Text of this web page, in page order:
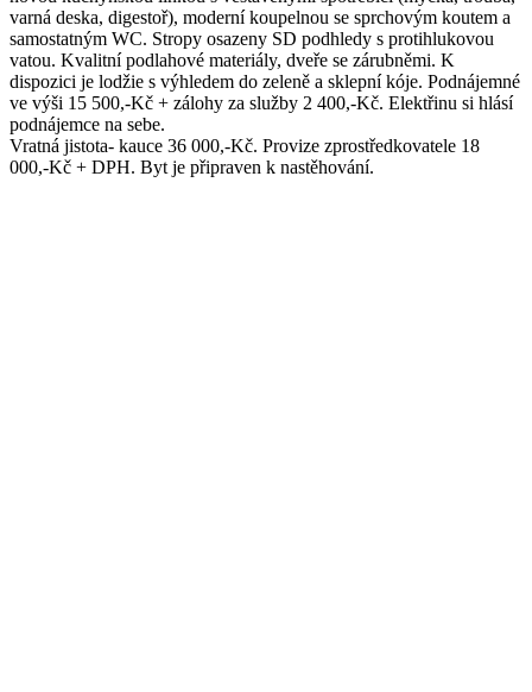
varná deska, digestoř), moderní koupelnou se sprchovým koutem a
samostatným WC. Stropy osazeny SD podhledy s protihlukovou
vatou. Kvalitní podlahové materiály, dveře se zárubněmi. K
dispozici je lodžie s výhledem do zeleně a sklepní kóje. Podnájemné
ve výši 15 500,-Kč + zálohy za služby 2 400,-Kč. Elektřinu si hlásí
podnájemce na sebe.
Vratná jistota- kauce 36 000,-Kč. Provize zprostředkovatele 18
000,-Kč + DPH. Byt je připraven k nastěhování.